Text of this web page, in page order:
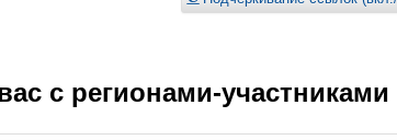
с регионами-